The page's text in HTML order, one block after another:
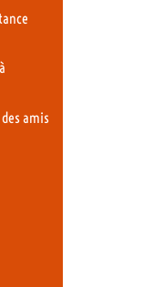
amis